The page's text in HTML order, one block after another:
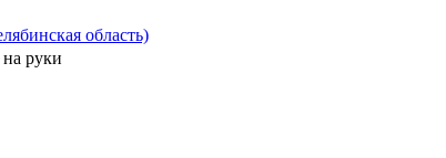
область)
на руки